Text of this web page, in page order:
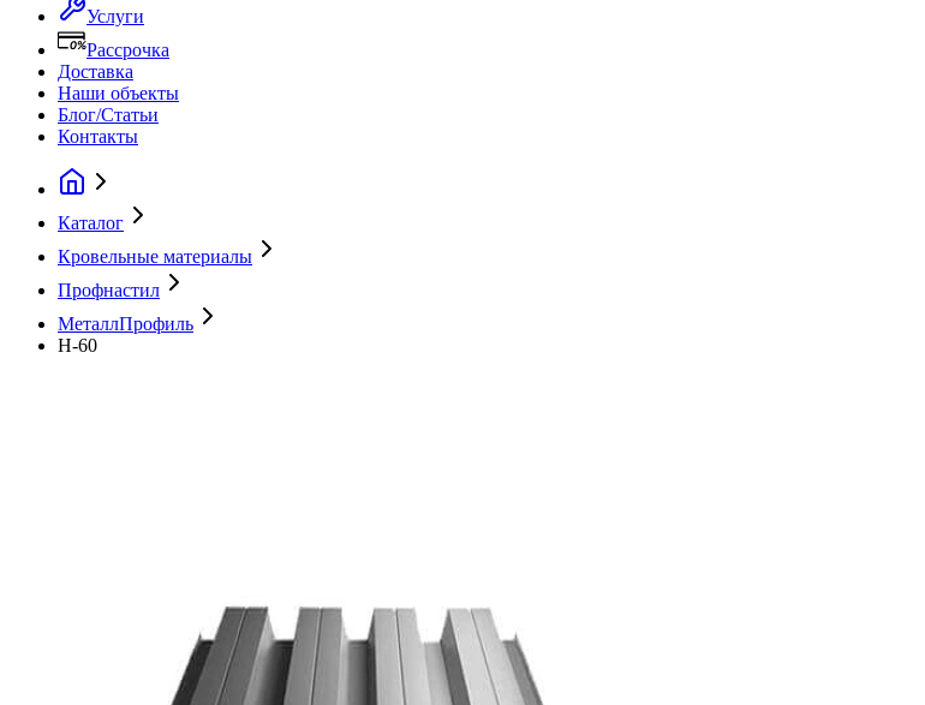
Услуги
Рассрочка
Доставка
Наши объекты
Блог/Статьи
Контакты
Каталог
Кровельные материалы
Профнастил
МеталлПрофиль
H-60